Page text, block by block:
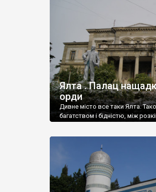
Ялта . Палац
орди
Дивне місто все таки Ялта.
багатством і бідністю, між